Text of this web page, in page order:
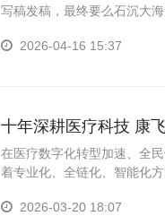
写稿发稿，最终要么石沉大
2026-04-16 15:37
十年深耕医疗科技 康
在医疗数字化转型加速、全
着专业化、全链化、智能化
2026-03-20 18:07